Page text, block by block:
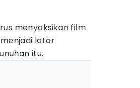
menyaksikan film
latar
itu.